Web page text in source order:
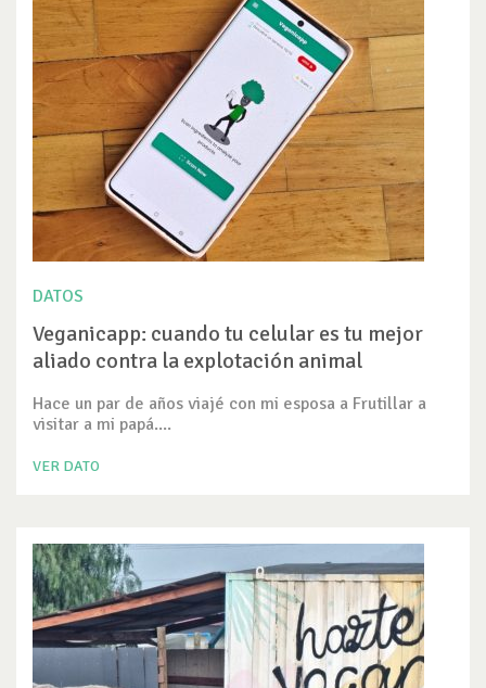
DATOS
Veganicapp: cuando tu celular es tu mejor
aliado contra la explotación animal
Hace un par de años viajé con mi esposa a Frutillar a
visitar a mi papá....
VER DATO